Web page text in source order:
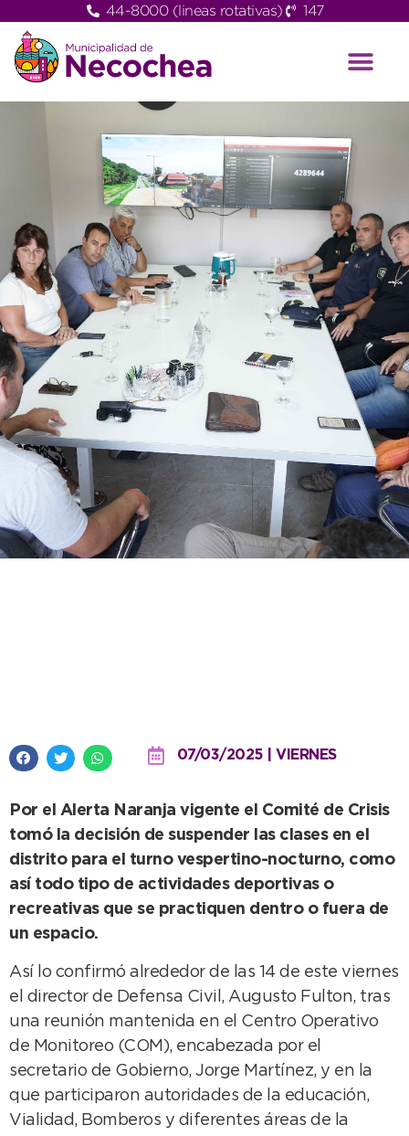
44-8000 (lineas rotativas) 147
07/03/2025 | VIERNES
Por el Alerta Naranja vigente el Comité de Crisis
tomó la decisión de suspender las clases en el
distrito para el turno vespertino-nocturno, como
así todo tipo de actividades deportivas o
recreativas que se practiquen dentro o fuera de
un espacio.
Así lo confirmó alrededor de las 14 de este viernes
el director de Defensa Civil, Augusto Fulton, tras
una reunión mantenida en el Centro Operativo
de Monitoreo (COM), encabezada por el
secretario de Gobierno, Jorge Martínez, y en la
que participaron autoridades de la educación,
Vialidad, Bomberos y diferentes áreas de la